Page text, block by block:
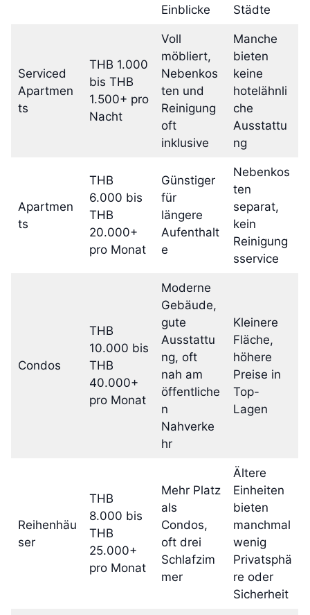
Einblicke
Städte
Serviced
Apartmen
ts
THB 1.000
bis THB
1.500+ pro
Nacht
Voll
möbliert,
Nebenkos
ten und
Reinigung
oft
inklusive
Manche
bieten
keine
hotelähnli
che
Ausstattu
ng
Apartmen
ts
THB
6.000 bis
THB
20.000+
pro Monat
Günstiger
für
längere
Aufenthalt
e
Nebenkos
ten
separat,
kein
Reinigung
sservice
Condos
THB
10.000 bis
THB
40.000+
pro Monat
Moderne
Gebäude,
gute
Ausstattu
ng, oft
nah am
öffentliche
n
Nahverke
hr
Kleinere
Fläche,
höhere
Preise in
Top-
Lagen
Reihenhäu
ser
THB
8.000 bis
THB
25.000+
pro Monat
Mehr Platz
als
Condos,
oft drei
Schlafzim
mer
Ältere
Einheiten
bieten
manchmal
wenig
Privatsphä
re oder
Sicherheit